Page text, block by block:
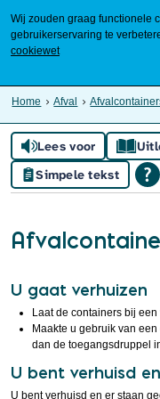
Wij zouden graag functionele
gebruikerservaring te
cookiewet
Home Afval
Lees voor
Simpele tekst
U gaat verhuizen
Laat de containers bij
Maakte u gebruik van
dan de toegangsdruppel
U bent verhuisd
U bent verhuisd en er staan